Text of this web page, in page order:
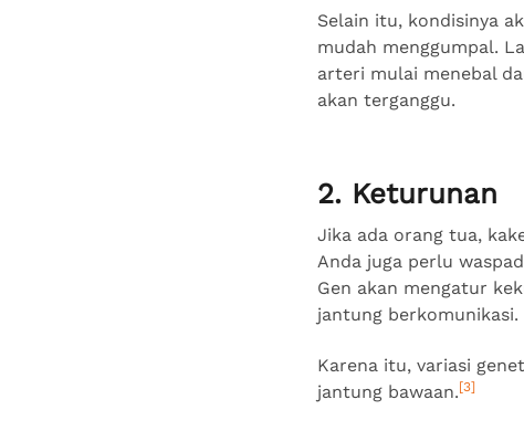
Selain itu, kondisinya
mudah menggumpal.
arteri mulai menebal
akan terganggu.
2. Keturunan
Jika ada orang tua,
Anda juga perlu
Gen akan mengatur
jantung berkomunikasi.
Karena itu, variasi
jantung bawaan.[3]